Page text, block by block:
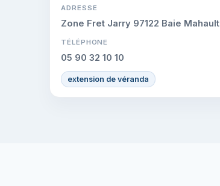
ADRESSE
Zone Fret Jarry 97122 Baie Mahault
TÉLÉPHONE
05 90 32 10 10
extension de véranda